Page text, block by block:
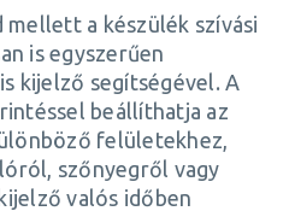
a készülék szívási
is egyszerűen
kijelző segítségével. A
beállíthatja az
felületekhez,
szőnyegről vagy
valós időben